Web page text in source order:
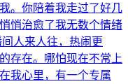
。你陪着我走过了好几
悄治愈了我无数个情绪
人来人往，热闹更
存在。哪怕现在不常上
我心里，有一个专属